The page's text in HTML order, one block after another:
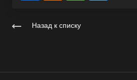
Назад к списку